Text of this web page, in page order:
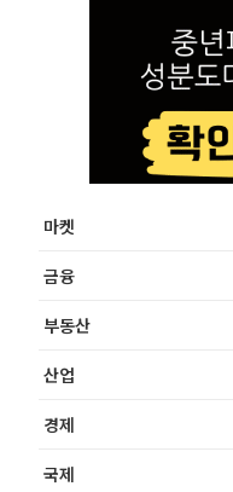
마켓
금융
부동산
산업
경제
국제